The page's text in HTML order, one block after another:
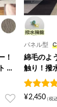
！
5
段階評価のう
パネル型
綿毛のよ
触り！撥
ット
ー』
2
件の利
¥2,450